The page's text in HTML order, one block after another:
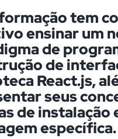
tem
ensinar um
de
de
React.js,
seus
de instalação
específica.